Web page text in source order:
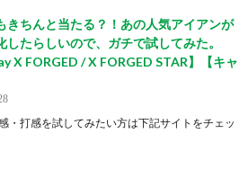
きちんと当たる？！あの人気アイアンが
したらしいので、ガチで試してみた。
X FORGED / X FORGED STAR】【キャ
・打感を試してみたい方は下記サイトをチェッ